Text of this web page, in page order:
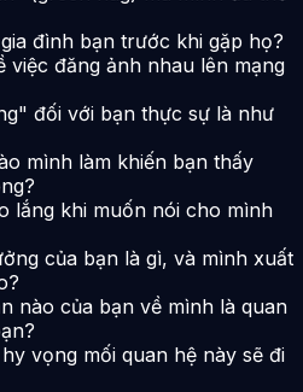
đình bạn trước khi gặp họ?
việc đăng ảnh nhau lên mạng
đối với bạn thực sự là như
mình làm khiến bạn thấy
lắng khi muốn nói cho mình
của bạn là gì, và mình xuất
nào của bạn về mình là quan
vọng mối quan hệ này sẽ đi